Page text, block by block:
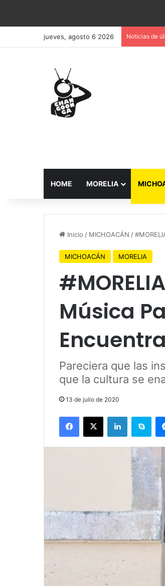
jueves, agosto 6 2026 Noticias de
HOME MORELIA
Inicio / MICHOACÁN /
MICHOACÁN MORELIA
Música
Encuentra
Pareciera que las
que la cultura se
13 de julio de 2020